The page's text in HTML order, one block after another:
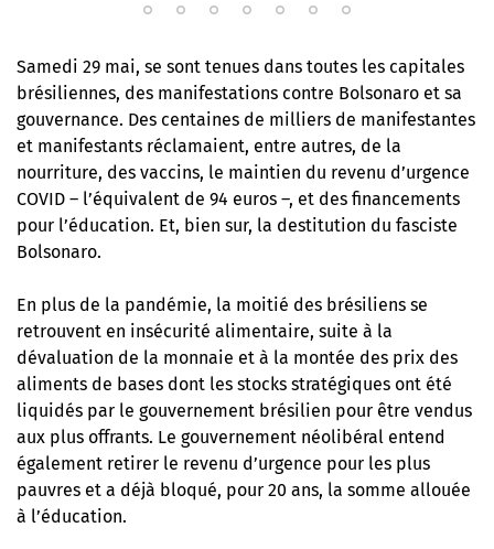
Samedi 29 mai, se sont tenues dans toutes les capitales
brésiliennes, des manifestations contre Bolsonaro et sa
gouvernance. Des centaines de milliers de manifestantes
et manifestants réclamaient, entre autres, de la
nourriture, des vaccins, le maintien du revenu d’urgence
COVID – l’équivalent de 94 euros –, et des financements
pour l’éducation. Et, bien sur, la destitution du fasciste
Bolsonaro.
En plus de la pandémie, la moitié des brésiliens se
retrouvent en insécurité alimentaire, suite à la
dévaluation de la monnaie et à la montée des prix des
aliments de bases dont les stocks stratégiques ont été
liquidés par le gouvernement brésilien pour être vendus
aux plus offrants. Le gouvernement néolibéral entend
également retirer le revenu d’urgence pour les plus
pauvres et a déjà bloqué, pour 20 ans, la somme allouée
à l’éducation.